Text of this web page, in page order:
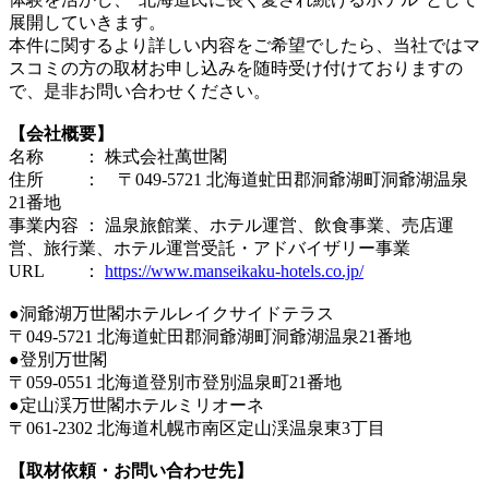
展開していきます。
本件に関するより詳しい内容をご希望でしたら、当社ではマ
スコミの方の取材お申し込みを随時受け付けておりますの
で、是非お問い合わせください。
【会社概要】
名称 ： 株式会社萬世閣
住所 ： 〒049-5721 北海道虻田郡洞爺湖町洞爺湖温泉
21番地
事業内容 ： 温泉旅館業、ホテル運営、飲食事業、売店運
営、旅行業、ホテル運営受託・アドバイザリー事業
URL ： https://www.manseikaku-hotels.co.jp/
●洞爺湖万世閣ホテルレイクサイドテラス
〒049-5721 北海道虻田郡洞爺湖町洞爺湖温泉21番地
●登別万世閣
〒059-0551 北海道登別市登別温泉町21番地
●定山渓万世閣ホテルミリオーネ
〒061-2302 北海道札幌市南区定山渓温泉東3丁目
【取材依頼・お問い合わせ先】